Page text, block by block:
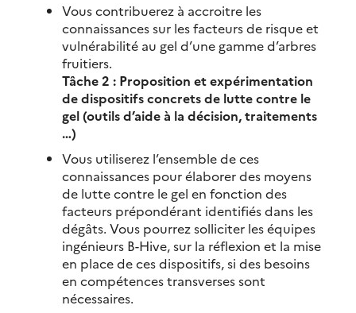
Vous contribuerez à accroitre les
connaissances sur les facteurs de risque et
vulnérabilité au gel d’une gamme d’arbres
fruitiers.
Tâche 2 : Proposition et expérimentation
de dispositifs concrets de lutte contre le
gel (outils d’aide à la décision, traitements
…)
Vous utiliserez l’ensemble de ces
connaissances pour élaborer des moyens
de lutte contre le gel en fonction des
facteurs prépondérant identifiés dans les
dégâts. Vous pourrez solliciter les équipes
ingénieurs B-Hive, sur la réflexion et la mise
en place de ces dispositifs, si des besoins
en compétences transverses sont
nécessaires.